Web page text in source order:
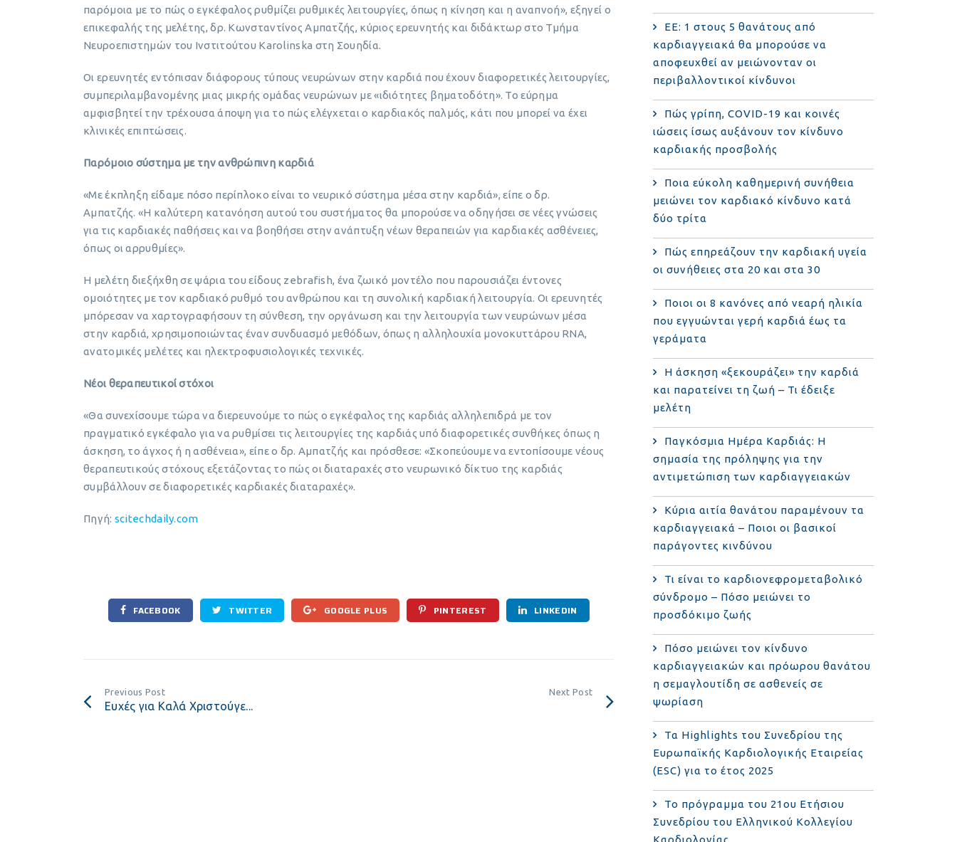
παρόμοια με το πώς ο εγκέφαλος ρυθμίζει ρυθμικές λειτουργίες, όπως η κίνηση και η αναπνοή», εξηγεί ο
επικεφαλής της μελέτης, δρ. Κωνσταντίνος Αμπατζής, κύριος ερευνητής και διδάκτωρ στο Τμήμα
Νευροεπιστημών του Ινστιτούτου Karolinska στη Σουηδία.
Οι ερευνητές εντόπισαν διάφορους τύπους νευρώνων στην καρδιά που έχουν διαφορετικές λειτουργίες,
συμπεριλαμβανομένης μιας μικρής ομάδας νευρώνων με «ιδιότητες βηματοδότη». Το εύρημα
αμφισβητεί την τρέχουσα άποψη για το πώς ελέγχεται ο καρδιακός παλμός, κάτι που μπορεί να έχει
κλινικές επιπτώσεις.
Παρόμοιο σύστημα με την ανθρώπινη καρδιά
«Με έκπληξη είδαμε πόσο περίπλοκο είναι το νευρικό σύστημα μέσα στην καρδιά», είπε ο δρ.
Αμπατζής. «Η καλύτερη κατανόηση αυτού του συστήματος θα μπορούσε να οδηγήσει σε νέες γνώσεις
για τις καρδιακές παθήσεις και να βοηθήσει στην ανάπτυξη νέων θεραπειών για καρδιακές ασθένειες,
όπως οι αρρυθμίες».
Η μελέτη διεξήχθη σε ψάρια του είδους zebrafish, ένα ζωικό μοντέλο που παρουσιάζει έντονες
ομοιότητες με τον καρδιακό ρυθμό του ανθρώπου και τη συνολική καρδιακή λειτουργία. Οι ερευνητές
μπόρεσαν να χαρτογραφήσουν τη σύνθεση, την οργάνωση και την λειτουργία των νευρώνων μέσα
στην καρδιά, χρησιμοποιώντας έναν συνδυασμό μεθόδων, όπως η αλληλουχία μονοκυττάρου RNA,
ανατομικές μελέτες και ηλεκτροφυσιολογικές τεχνικές.
Νέοι θεραπευτικοί στόχοι
«Θα συνεχίσουμε τώρα να διερευνούμε το πώς ο εγκέφαλος της καρδιάς αλληλεπιδρά με τον
πραγματικό εγκέφαλο για να ρυθμίσει τις λειτουργίες της καρδιάς υπό διαφορετικές συνθήκες όπως η
άσκηση, το άγχος ή η ασθένεια», είπε ο δρ. Αμπατζής και πρόσθεσε: «Σκοπεύουμε να εντοπίσουμε νέους
θεραπευτικούς στόχους εξετάζοντας το πώς οι διαταραχές στο νευρωνικό δίκτυο της καρδιάς
συμβάλλουν σε διαφορετικές καρδιακές διαταραχές».
Πηγή: scitechdaily.com
FACEBOOK TWITTER GOOGLE PLUS PINTEREST LINKEDIN
Previous Post
Ευχές για Καλά Χριστούγε...
Next Post
ΕΕ: 1 στους 5 θανάτους από
καρδιαγγειακά θα μπορούσε να
αποφευχθεί αν μειώνονταν οι
περιβαλλοντικοί κίνδυνοι
Πώς γρίπη, COVID-19 και κοινές
ιώσεις ίσως αυξάνουν τον κίνδυνο
καρδιακής προσβολής
Ποια εύκολη καθημερινή συνήθεια
μειώνει τον καρδιακό κίνδυνο κατά
δύο τρίτα
Πώς επηρεάζουν την καρδιακή υγεία
οι συνήθειες στα 20 και στα 30
Ποιοι οι 8 κανόνες από νεαρή ηλικία
που εγγυώνται γερή καρδιά έως τα
γεράματα
Η άσκηση «ξεκουράζει» την καρδιά
και παρατείνει τη ζωή – Τι έδειξε
μελέτη
Παγκόσμια Ημέρα Καρδιάς: Η
σημασία της πρόληψης για την
αντιμετώπιση των καρδιαγγειακών
Κύρια αιτία θανάτου παραμένουν τα
καρδιαγγειακά – Ποιοι οι βασικοί
παράγοντες κινδύνου
Τι είναι το καρδιονεφρομεταβολικό
σύνδρομο – Πόσο μειώνει το
προσδόκιμο ζωής
Πόσο μειώνει τον κίνδυνο
καρδιαγγειακών και πρόωρου θανάτου
η σεμαγλουτίδη σε ασθενείς σε
ψωρίαση
Τα Highlights του Συνεδρίου της
Ευρωπαϊκής Καρδιολογικής Εταιρείας
(ESC) για το έτος 2025
Το πρόγραμμα του 21ου Ετήσιου
Συνεδρίου του Ελληνικού Κολλεγίου
Καρδιολογίας